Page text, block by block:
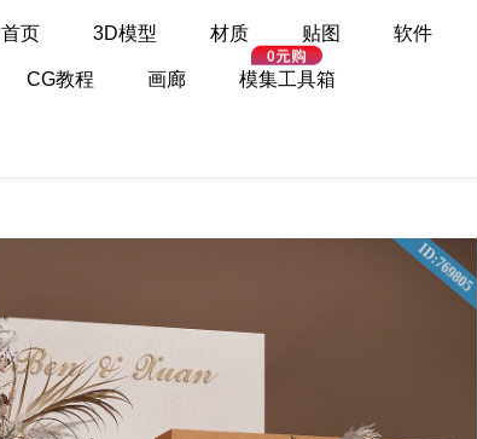
首页 3D模型 材质 贴图 软件
CG教程 画廊 模集工具箱
ID:769805